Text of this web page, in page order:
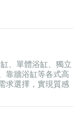
、單體浴缸、獨立
靠牆浴缸等各式高
求選擇，實現質感